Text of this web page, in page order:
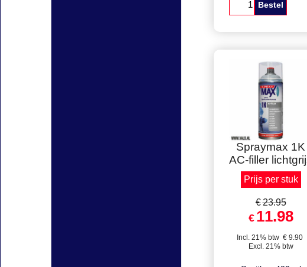
Spraymax 2K Epoxy
Vulprimer Beige
Prijs per stuk
Spraymax 1K
AC-filler lichtgrijs
Prijs per stuk